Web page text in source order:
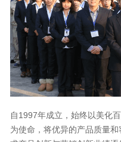
自1997年成立，始终以美化
为使命，将优异的产品质量